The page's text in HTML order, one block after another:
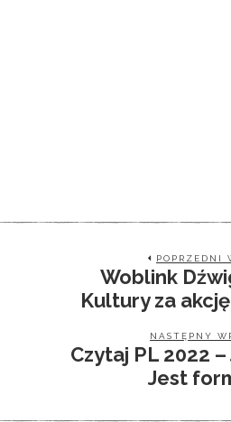
POPRZEDNI
Woblink
Kultury za
NASTĘPNY
Czytaj PL 2022
Jest